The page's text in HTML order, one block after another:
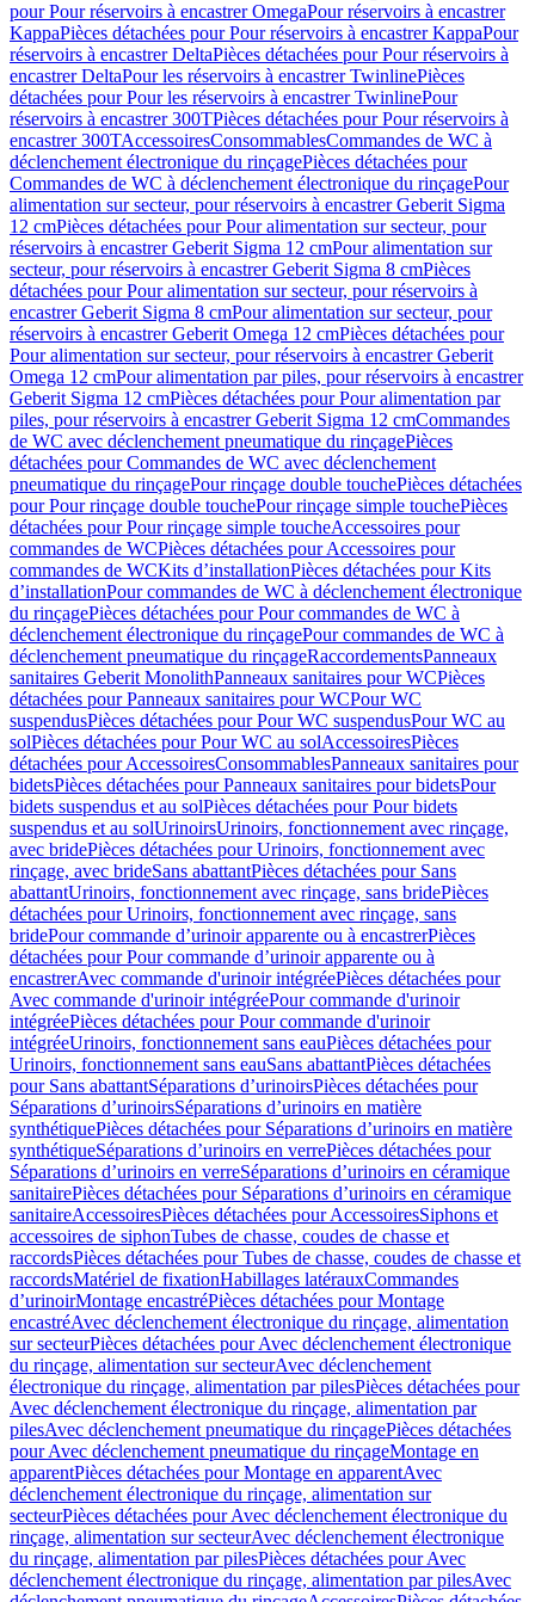
pour Pour réservoirs à encastrer OmegaPour réservoirs à encastrer
KappaPièces détachées pour Pour réservoirs à encastrer KappaPour
réservoirs à encastrer DeltaPièces détachées pour Pour réservoirs à
encastrer DeltaPour les réservoirs à encastrer TwinlinePièces
détachées pour Pour les réservoirs à encastrer TwinlinePour
réservoirs à encastrer 300TPièces détachées pour Pour réservoirs à
encastrer 300TAccessoiresConsommablesCommandes de WC à
déclenchement électronique du rinçagePièces détachées pour
Commandes de WC à déclenchement électronique du rinçagePour
alimentation sur secteur, pour réservoirs à encastrer Geberit Sigma
12 cmPièces détachées pour Pour alimentation sur secteur, pour
réservoirs à encastrer Geberit Sigma 12 cmPour alimentation sur
secteur, pour réservoirs à encastrer Geberit Sigma 8 cmPièces
détachées pour Pour alimentation sur secteur, pour réservoirs à
encastrer Geberit Sigma 8 cmPour alimentation sur secteur, pour
réservoirs à encastrer Geberit Omega 12 cmPièces détachées pour
Pour alimentation sur secteur, pour réservoirs à encastrer Geberit
Omega 12 cmPour alimentation par piles, pour réservoirs à encastrer
Geberit Sigma 12 cmPièces détachées pour Pour alimentation par
piles, pour réservoirs à encastrer Geberit Sigma 12 cmCommandes
de WC avec déclenchement pneumatique du rinçagePièces
détachées pour Commandes de WC avec déclenchement
pneumatique du rinçagePour rinçage double touchePièces détachées
pour Pour rinçage double touchePour rinçage simple touchePièces
détachées pour Pour rinçage simple toucheAccessoires pour
commandes de WCPièces détachées pour Accessoires pour
commandes de WCKits d’installationPièces détachées pour Kits
d’installationPour commandes de WC à déclenchement électronique
du rinçagePièces détachées pour Pour commandes de WC à
déclenchement électronique du rinçagePour commandes de WC à
déclenchement pneumatique du rinçageRaccordementsPanneaux
sanitaires Geberit MonolithPanneaux sanitaires pour WCPièces
détachées pour Panneaux sanitaires pour WCPour WC
suspendusPièces détachées pour Pour WC suspendusPour WC au
solPièces détachées pour Pour WC au solAccessoiresPièces
détachées pour AccessoiresConsommablesPanneaux sanitaires pour
bidetsPièces détachées pour Panneaux sanitaires pour bidetsPour
bidets suspendus et au solPièces détachées pour Pour bidets
suspendus et au solUrinoirsUrinoirs, fonctionnement avec rinçage,
avec bridePièces détachées pour Urinoirs, fonctionnement avec
rinçage, avec brideSans abattantPièces détachées pour Sans
abattantUrinoirs, fonctionnement avec rinçage, sans bridePièces
détachées pour Urinoirs, fonctionnement avec rinçage, sans
bridePour commande d’urinoir apparente ou à encastrerPièces
détachées pour Pour commande d’urinoir apparente ou à
encastrerAvec commande d'urinoir intégréePièces détachées pour
Avec commande d'urinoir intégréePour commande d'urinoir
intégréePièces détachées pour Pour commande d'urinoir
intégréeUrinoirs, fonctionnement sans eauPièces détachées pour
Urinoirs, fonctionnement sans eauSans abattantPièces détachées
pour Sans abattantSéparations d’urinoirsPièces détachées pour
Séparations d’urinoirsSéparations d’urinoirs en matière
synthétiquePièces détachées pour Séparations d’urinoirs en matière
synthétiqueSéparations d’urinoirs en verrePièces détachées pour
Séparations d’urinoirs en verreSéparations d’urinoirs en céramique
sanitairePièces détachées pour Séparations d’urinoirs en céramique
sanitaireAccessoiresPièces détachées pour AccessoiresSiphons et
accessoires de siphonTubes de chasse, coudes de chasse et
raccordsPièces détachées pour Tubes de chasse, coudes de chasse et
raccordsMatériel de fixationHabillages latérauxCommandes
dʼurinoirMontage encastréPièces détachées pour Montage
encastréAvec déclenchement électronique du rinçage, alimentation
sur secteurPièces détachées pour Avec déclenchement électronique
du rinçage, alimentation sur secteurAvec déclenchement
électronique du rinçage, alimentation par pilesPièces détachées pour
Avec déclenchement électronique du rinçage, alimentation par
pilesAvec déclenchement pneumatique du rinçagePièces détachées
pour Avec déclenchement pneumatique du rinçageMontage en
apparentPièces détachées pour Montage en apparentAvec
déclenchement électronique du rinçage, alimentation sur
secteurPièces détachées pour Avec déclenchement électronique du
rinçage, alimentation sur secteurAvec déclenchement électronique
du rinçage, alimentation par pilesPièces détachées pour Avec
déclenchement électronique du rinçage, alimentation par pilesAvec